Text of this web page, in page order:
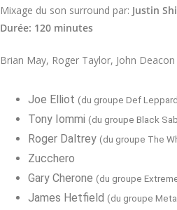
Mixage du son surround par: Justin
Durée: 120 minutes
Brian May, Roger Taylor, John
Joe Elliot (du groupe Def
Tony Iommi (du groupe Black
Roger Daltrey (du groupe The
Zucchero
Gary Cherone (du groupe
James Hetfield (du groupe